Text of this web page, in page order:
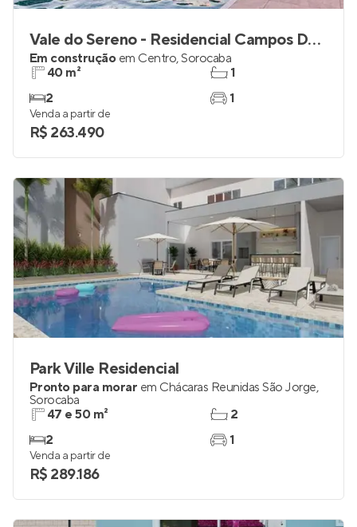
Vale do Sereno - Residencial Campos Dourados
Em construção em Centro,Sorocaba
40 m²
2
1
1
Venda a partir de
R$ 263.490
Park Ville Residencial
Pronto para morar em Chácaras Reunidas São Jorge,
Sorocaba
47 e 50 m²
2
2
1
Venda a partir de
R$ 289.186